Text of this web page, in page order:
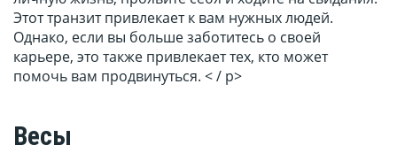
Этот транзит привлекает к вам нужных людей.
Однако, если вы больше заботитесь о своей
карьере, это также привлекает тех, кто может
помочь вам продвинуться. < / p>
Весы